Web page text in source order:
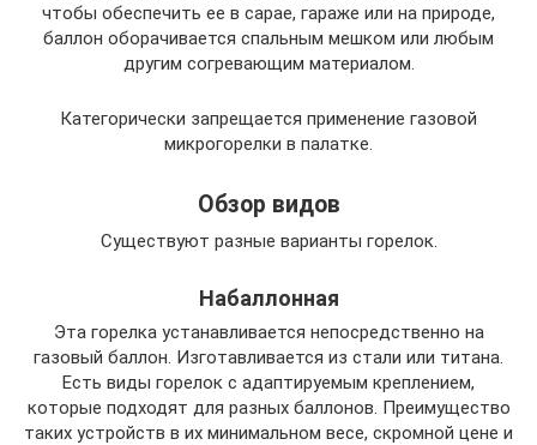
чтобы обеспечить ее в сарае, гараже или на природе,
баллон оборачивается спальным мешком или любым
другим согревающим материалом.
Категорически запрещается применение газовой
микрогорелки в палатке.
Обзор видов
Существуют разные варианты горелок.
Набаллонная
Эта горелка устанавливается непосредственно на
газовый баллон. Изготавливается из стали или титана.
Есть виды горелок с адаптируемым креплением,
которые подходят для разных баллонов. Преимущество
таких устройств в их минимальном весе, скромной цене и